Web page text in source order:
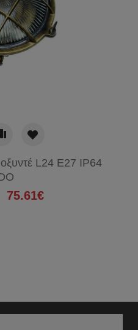
L24 E27 IP64
75.61€